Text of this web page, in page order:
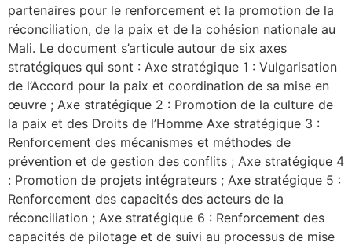
partenaires pour le renforcement et la promotion de la
réconciliation, de la paix et de la cohésion nationale au
Mali. Le document s’articule autour de six axes
stratégiques qui sont : Axe stratégique 1 : Vulgarisation
de l’Accord pour la paix et coordination de sa mise en
œuvre ; Axe stratégique 2 : Promotion de la culture de
la paix et des Droits de l’Homme Axe stratégique 3 :
Renforcement des mécanismes et méthodes de
prévention et de gestion des conflits ; Axe stratégique 4
: Promotion de projets intégrateurs ; Axe stratégique 5 :
Renforcement des capacités des acteurs de la
réconciliation ; Axe stratégique 6 : Renforcement des
capacités de pilotage et de suivi au processus de mise